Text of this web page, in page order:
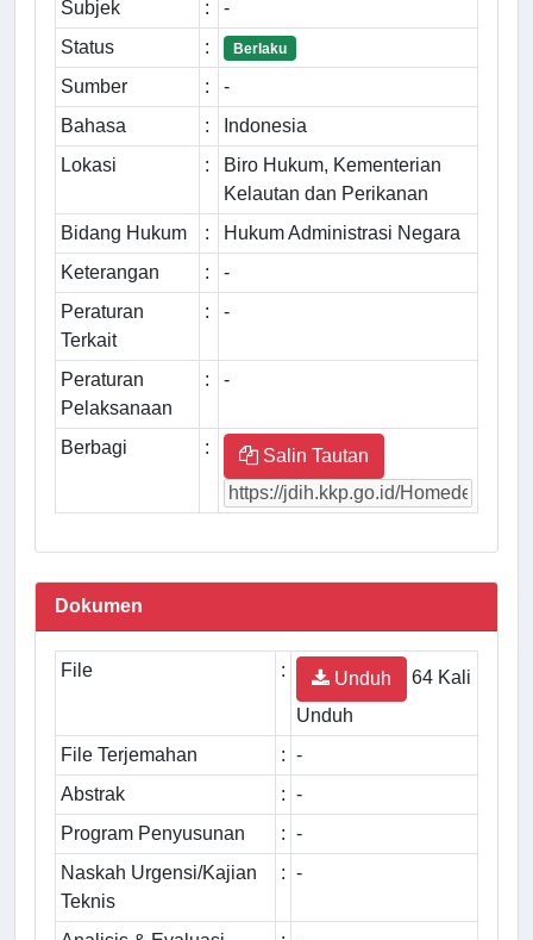
Subjek :
-
Status
: Berlaku
Sumber :
-
Bahasa
:
Indonesia
Lokasi
:
Biro Hukum, Kementerian
Kelautan dan Perikanan
Bidang Hukum
:
Hukum Administrasi Negara
Keterangan
:
-
Peraturan
Terkait
: -
Peraturan
Pelaksanaan
: -
Berbagi : Salin Tautan
Dokumen
File : Unduh
64 Kali
Unduh
File Terjemahan
: -
Abstrak
: -
Program Penyusunan
: -
Naskah Urgensi/Kajian
Teknis
: -